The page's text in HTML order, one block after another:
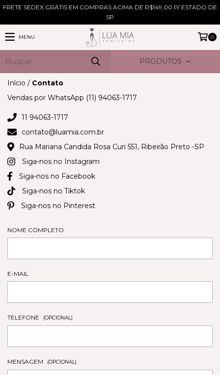
FRETE SEDEX GRÁTIS EM COMPRAS ACIMA DE R$149,00 P/ ESTADO DE
SP
MENU 0
PRODUTOS
Início / Contato
Vendas por WhatsApp (11) 94063-1717
11 94063-1717
contato@luamia.com.br
Rua Mariana Candida Rosa Curi 551, Ribeirão Preto -SP
Siga-nos no Instagram
Siga-nos no Facebook
Siga-nos no Tiktok
Siga-nos no Pinterest
NOME COMPLETO
E-MAIL
TELEFONE (OPCIONAL)
MENSAGEM (OPCIONAL)